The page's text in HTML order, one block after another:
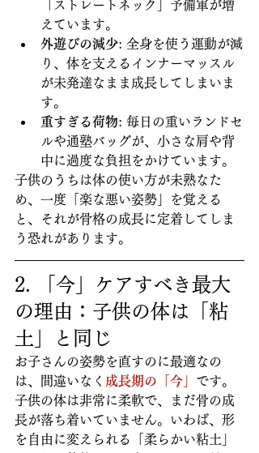
「ストレートネック」予備軍が増
えています。
外遊びの減少: 全身を使う運動が減
り、体を支えるインナーマッスル
が未発達なまま成長してしまいま
す。
重すぎる荷物: 毎日の重いランドセ
ルや通塾バッグが、小さな肩や背
中に過度な負担をかけています。
子供のうちは体の使い方が未熟なた
め、一度「楽な悪い姿勢」を覚える
と、それが骨格の成長に定着してしま
う恐れがあります。
2. 「今」ケアすべき最大
の理由：子供の体は「粘
土」と同じ
お子さんの姿勢を直すのに最適なの
は、間違いなく 成長期の「今」 です。
子供の体は非常に柔軟で、まだ骨の成
長が落ち着いていません。いわば、形
を自由に変えられる「柔らかい粘土」